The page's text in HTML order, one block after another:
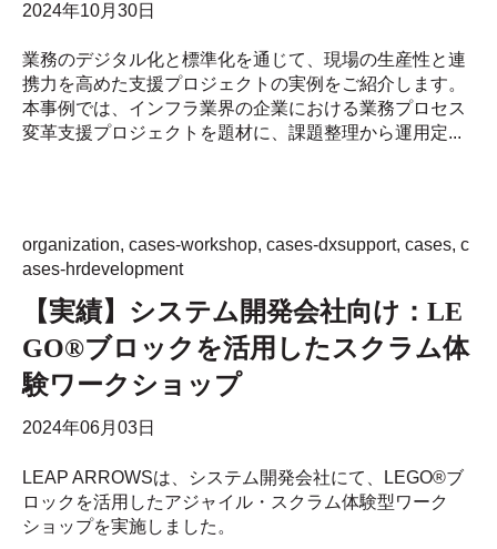
2024年10月30日
業務のデジタル化と標準化を通じて、現場の生産性と連
携力を高めた支援プロジェクトの実例をご紹介します。
本事例では、インフラ業界の企業における業務プロセス
変革支援プロジェクトを題材に、課題整理から運用定...
organization, cases-workshop, cases-dxsupport, cases, c
ases-hrdevelopment
【実績】システム開発会社向け：LE
GO®ブロックを活用したスクラム体
験ワークショップ
2024年06月03日
LEAP ARROWSは、システム開発会社にて、LEGO®ブ
ロックを活用したアジャイル・スクラム体験型ワーク
ショップを実施しました。